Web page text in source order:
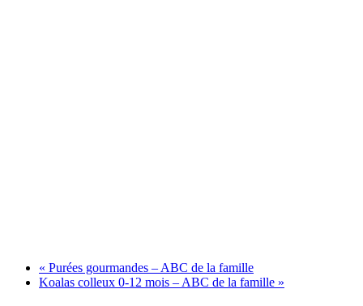
« Purées gourmandes – ABC de la famille
Koalas colleux 0-12 mois – ABC de la famille »